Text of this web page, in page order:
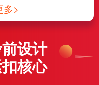
多>
设计
核心